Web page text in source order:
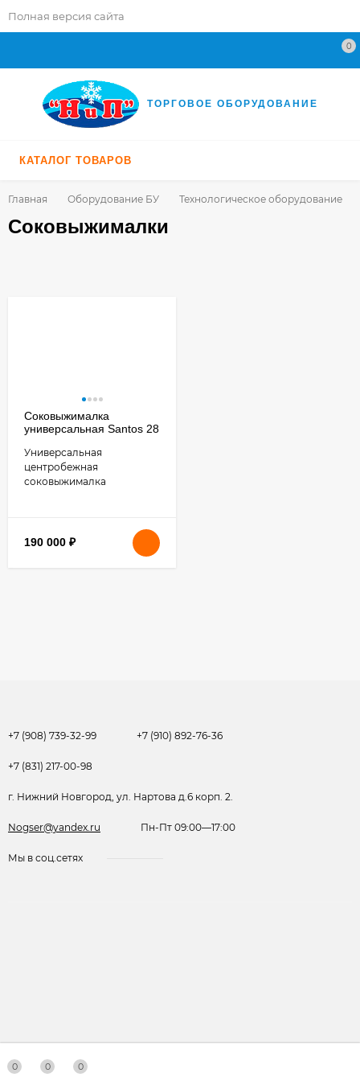
Полная версия сайта
0
ТОРГОВОЕ ОБОРУДОВАНИЕ
КАТАЛОГ ТОВАРОВ
Главная Оборудование БУ Технологическое оборудование
Соковыжималки
Соковыжималка
универсальная Santos 28
Универсальная
центробежная
соковыжималка
190 000 ₽
+7 (908) 739-32-99 +7 (910) 892-76-36
+7 (831) 217-00-98
г. Нижний Новгород, ул. Нартова д.6 корп. 2.
Nogser@yandex.ru Пн-Пт 09:00—17:00
Мы в соц.сетях
0 0 0